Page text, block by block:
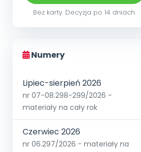
Bez karty. Decyzja po 14 dniach.
Numery
Lipiec-sierpień 2026
nr 07-08.298-299/2026 -
materiały na cały rok
Czerwiec 2026
nr 06.297/2026 - materiały na